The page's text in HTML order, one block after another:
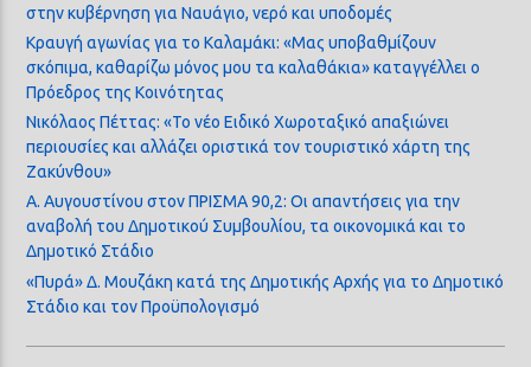
στην κυβέρνηση για Ναυάγιο, νερό και υποδομές
Κραυγή αγωνίας για το Καλαμάκι: «Μας υποβαθμίζουν
σκόπιμα, καθαρίζω μόνος μου τα καλαθάκια» καταγγέλλει ο
Πρόεδρος της Κοινότητας
Νικόλαος Πέττας: «Το νέο Ειδικό Χωροταξικό απαξιώνει
περιουσίες και αλλάζει οριστικά τον τουριστικό χάρτη της
Ζακύνθου»
Α. Αυγουστίνου στον ΠΡΙΣΜΑ 90,2: Οι απαντήσεις για την
αναβολή του Δημοτικού Συμβουλίου, τα οικονομικά και το
Δημοτικό Στάδιο
«Πυρά» Δ. Μουζάκη κατά της Δημοτικής Αρχής για το Δημοτικό
Στάδιο και τον Προϋπολογισμό